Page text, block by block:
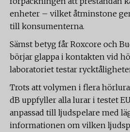
enheter – vilket åtminstone
till konsumenterna.
Sämst betyg får Roxcore och
börjar glappa i kontakten vid
laboratoriet testar
Trots att volymen i flera
dB uppfyller alla lurar i testet
anpassad till ljudspelare med
informationen om vilken